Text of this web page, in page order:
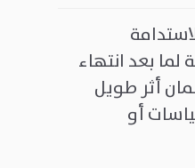
بعد انتهاء
أثر طويل
أو